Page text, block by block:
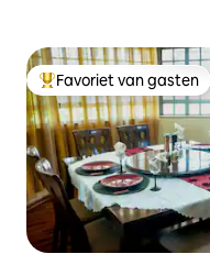
Topfavoriet van gasten
Favoriet van gasten